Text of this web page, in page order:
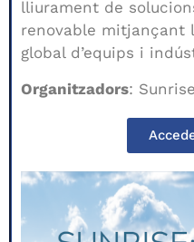
lliurament de
renovable mitjançant
global d’equips i
Organitzadors: